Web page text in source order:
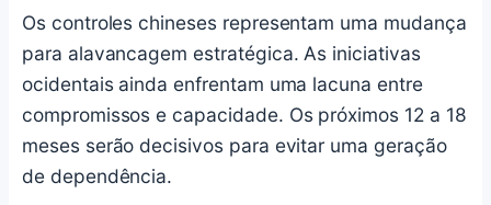
Os controles chineses representam uma mudança
para alavancagem estratégica. As iniciativas
ocidentais ainda enfrentam uma lacuna entre
compromissos e capacidade. Os próximos 12 a 18
meses serão decisivos para evitar uma geração
de dependência.